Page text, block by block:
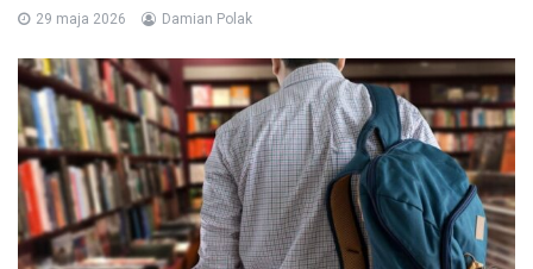
29 maja 2026 Damian Polak